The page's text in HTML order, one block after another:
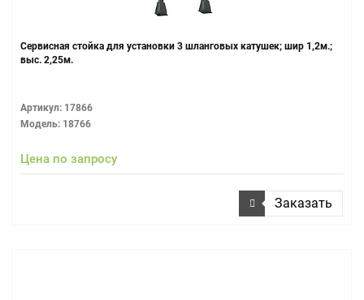
Сервисная стойка для установки 3 шланговых катушек; шир 1,2м.;
выс. 2,25м.
Артикул: 17866
Модель: 18766
Цена по запросу
Заказать